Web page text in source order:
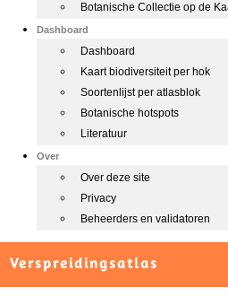
Botanische Collectie op de
Dashboard
Dashboard
Kaart biodiversiteit per hok
Soortenlijst per atlasblok
Botanische hotspots
Literatuur
Over
Over deze site
Privacy
Beheerders en validatoren
Verspreidingsatlas